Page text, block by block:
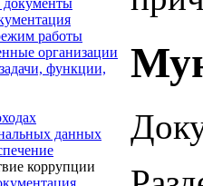
работы
организации
функции,
данных
коррупции